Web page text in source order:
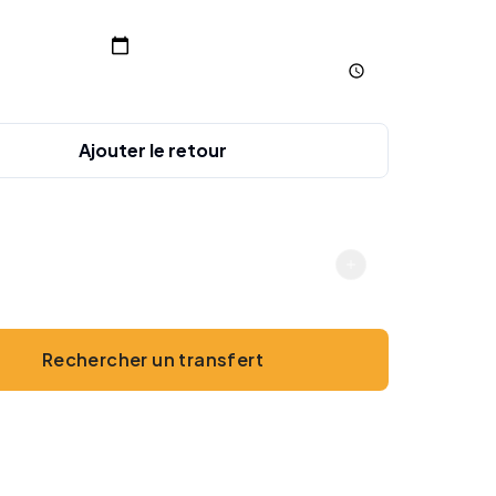
Ajouter le retour
Rechercher un transfert